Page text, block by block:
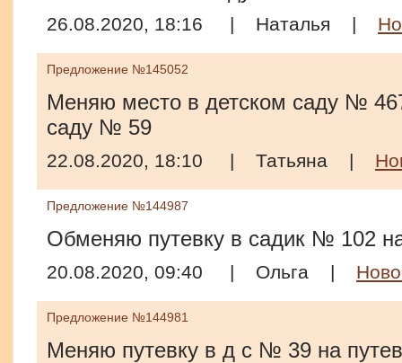
26.08.2020, 18:16 | Наталья |
Предложение №145052
Меняю место в детском саду №
саду № 59
22.08.2020, 18:10 | Татьяна |
Предложение №144987
Обменяю путевку в садик № 102
20.08.2020, 09:40 | Ольга |
Предложение №144981
Меняю путевку в д с № 39 на